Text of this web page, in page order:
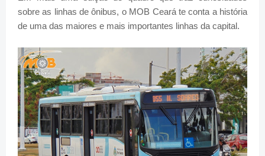
sobre as linhas de ônibus, o MOB Ceará te conta a história
de uma das maiores e mais importantes linhas da capital.